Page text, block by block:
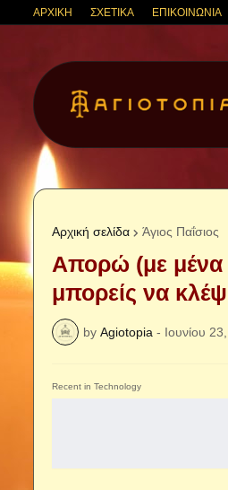
ΑΡΧΙΚΗ ΣΧΕΤΙΚΑ ΕΠΙΚΟΙΝΩΝΙΑ
Αρχική σελίδα Άγιος Παΐσιος
Aπορώ (με μένα
μπορείς να
by Agiotopia - Ιουνίου
Recent in Technology